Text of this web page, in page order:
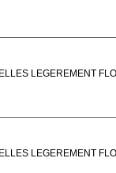
LEGEREMENT
LEGEREMENT